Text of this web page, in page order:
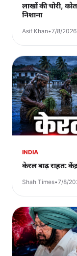
लाखों की चोरी,
निशाना
Asif Khan•7/8/2026
INDIA
केरल बाढ़ राहत:
Shah Times•7/8/